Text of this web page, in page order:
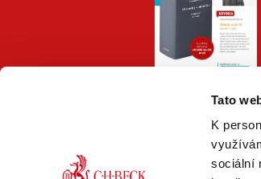
Tato
K
sociální
PDF
VERZE